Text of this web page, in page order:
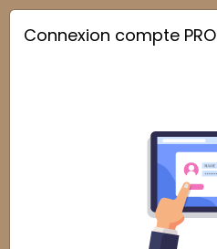

Connexion compte PRO